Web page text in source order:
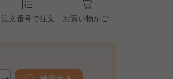
注文番号で注文 お買い物かご